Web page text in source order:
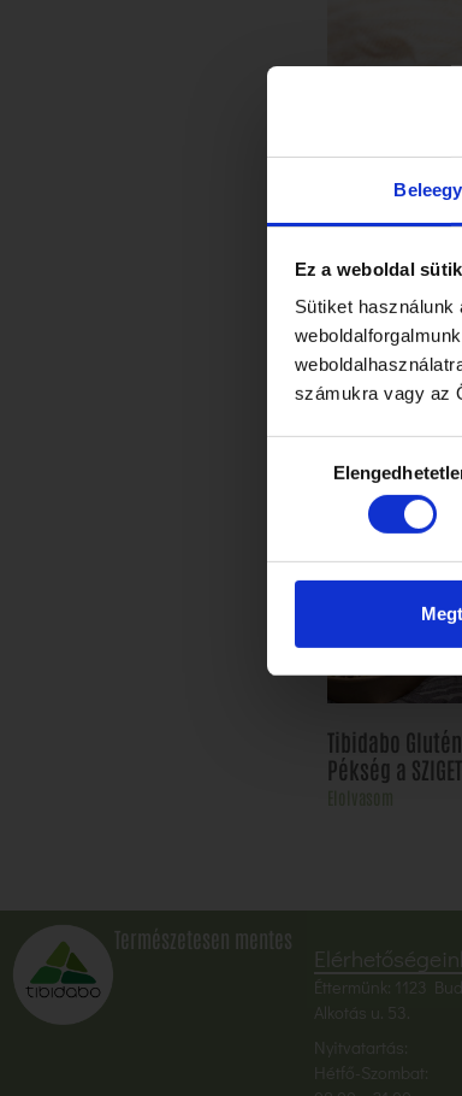
Ez a weboldal
Sütiket
számukra vagy az
kiválasztása
Tibidabo
Pékség a
Természetesen mentes
Éttermünk: 1123
Alkotás u. 53.
Nyitvatartás:
Hétfő-Szombat: